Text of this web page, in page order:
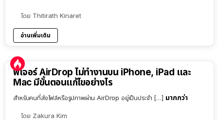
โดย Thitirath Kinaret
อ่านเพิ่มเติม
ฟีเจอร์ AirDrop ไม่ทำงานบน iPhone, iPad และ
Mac มีขั้นตอนแก้ไขอย่างไร
สำหรับคนที่ส่งไฟล์หรือรูปภาพผ่าน AirDrop อยู่เป็นประจำ […] มากกว่า
โดย Zakura Kim